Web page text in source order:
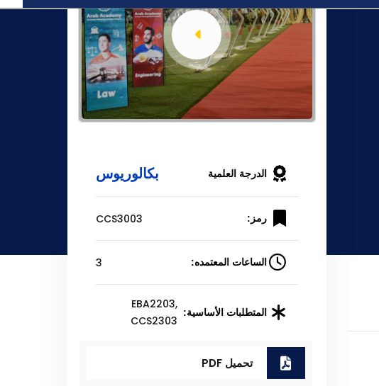
الدرجة العلمية بكالوريوس
رمز: CCS3003
الساعات المعتمده: 3
المتطلبات الأساسية:
EBA2203,
CCS2303
تحميل PDF